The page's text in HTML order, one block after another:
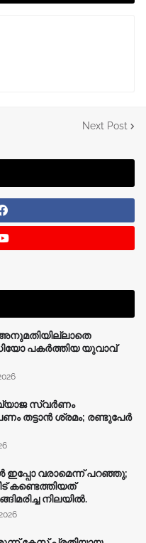
Next Post
പകർത്തിയ യുവാവ്
വ്യാജ സ്വർണം
തട്ടാൻ ശ്രമം; രണ്ടുപേർ
ഇപ്പോ വരാമെന്ന് പറഞ്ഞു;
കണ്ടെത്തിയത്
നിലയിൽ.